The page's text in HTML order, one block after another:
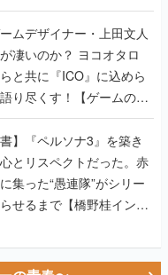
と共に『ICO』に込めら
り尽くす！【ゲームの企
】『ペルソナ3』を築き
とリスペクトだった。赤
集った“愚連隊”がシリー
せるまで【橋野桂インタ
の青春〜
業界取材マンガ『若ゲの
発売。『ポケモン』田尻